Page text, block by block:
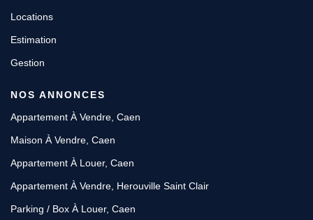
Locations
Estimation
Gestion
NOS ANNONCES
Appartement À Vendre, Caen
Maison À Vendre, Caen
Appartement À Louer, Caen
Appartement À Vendre, Herouville Saint Clair
Parking / Box À Louer, Caen